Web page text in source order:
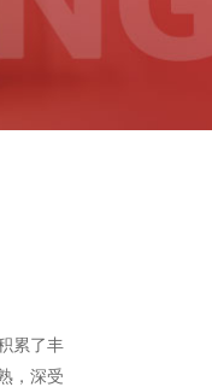
累了丰
，深受